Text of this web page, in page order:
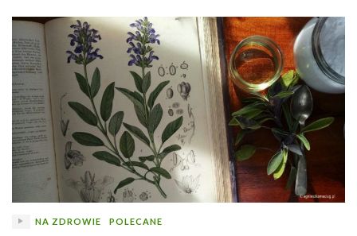
NA ZDROWIE POLECANE